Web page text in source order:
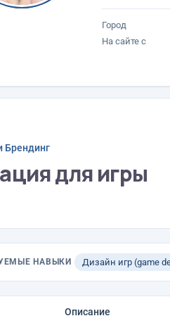
Город
На сайте с
Брендинг
для игры
НАВЫКИ Дизайн игр (game
Описание